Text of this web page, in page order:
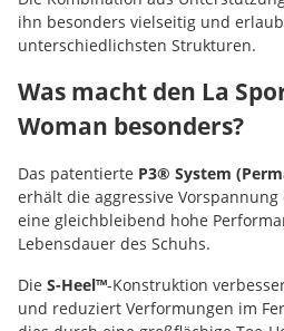
ihn besonders vielseitig und
unterschiedlichsten Strukturen.
Was macht den La
Woman besonders?
Das patentierte P3® System
erhält die aggressive
eine gleichbleibend hohe
Lebensdauer des Schuhs.
Die S-Heel™-Konstruktion
und reduziert Verformungen im